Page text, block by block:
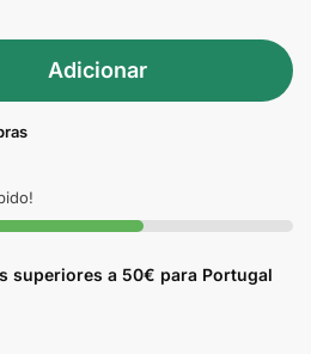
Adicionar
superiores a 50€ para Portugal